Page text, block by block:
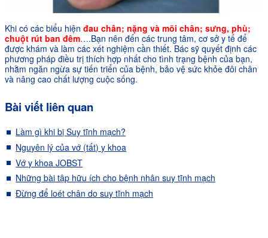
Khi có các biểu hiện đau chân; nặng và mõi chân; sưng, phù;
chuột rút ban đêm….Bạn nên đến các trung tâm, cơ sở y tế để
được khám và làm các xét nghiệm cần thiết. Bác sỹ quyết định các
phương pháp điều trị thích hợp nhất cho tình trạng bệnh của bạn,
nhằm ngăn ngừa sự tiến triển của bệnh, bảo vệ sức khỏe đôi chân
và nâng cao chất lượng cuộc sống.
Bài viết liên quan
Làm gì khi bị Suy tĩnh mạch?
Nguyên lý của vớ (tất) y khoa
Vớ y khoa JOBST
Những bài tập hữu ích cho bệnh nhân suy tĩnh mạch
Đừng để loét chân do suy tĩnh mạch